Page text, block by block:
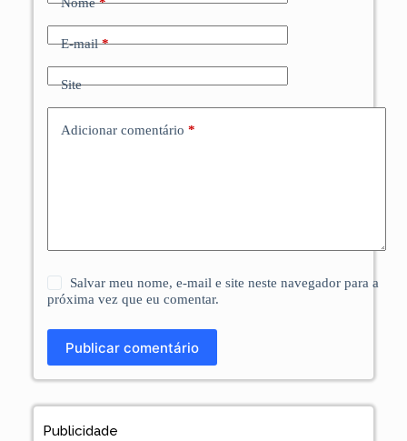
E-mail*
Site
Adicionar comentário *
Salvar meu nome, e-mail e site neste navegador para a
próxima vez que eu comentar.
Publicar comentário
Publicidade